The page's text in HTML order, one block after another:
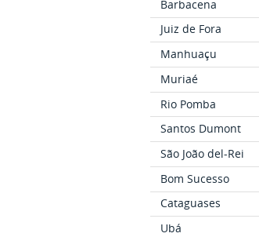
Barbacena
Juiz de Fora
Manhuaçu
Muriaé
Rio Pomba
Santos Dumont
São João del-Rei
Bom Sucesso
Cataguases
Ubá